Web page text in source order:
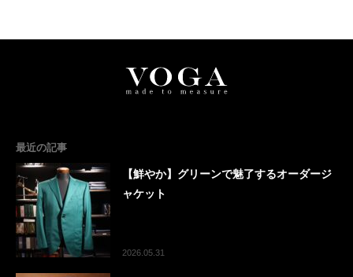
最近の記事
【鮮やか】グリーンで魅了するオーダージ
ャケット
2026.05.31